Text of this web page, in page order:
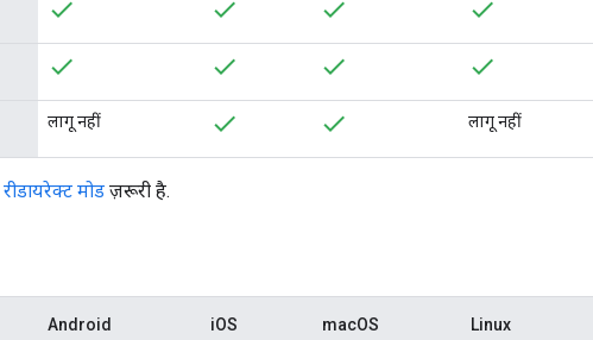
लागू नहीं लागू नहीं
रीडायरेक्ट मोड ज़रूरी है.
Android iOS macOS Linux